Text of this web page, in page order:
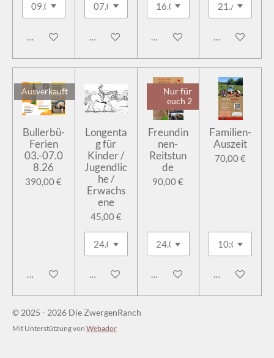
In den WarenkorbIn den WarenkorbIn den WarenkorbBei
Ausverkauft
Bullerbü-
Ferien
03.-07.0
8.26
390,00 €
Bei Verfügbarkeit benachrichtigen
Longenta
g für
Kinder /
Jugendlic
he /
Erwachs
ene
45,00 €
In den Warenkorb
Nur für
euch 2
Freundin
nen-
Reitstun
de
90,00 €
In den Warenkorb
Familien-
Auszeit
70,00 €
In den
© 2025 - 2026 Die ZwergenRanch
Mit Unterstützung von Webador